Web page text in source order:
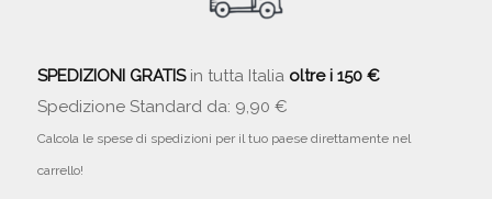
SPEDIZIONI GRATISin tutta Italia oltre i 150 €
Spedizione Standard da: 9,90 €
Calcola le spese di spedizioni per il tuo paese direttamente nel
carrello!